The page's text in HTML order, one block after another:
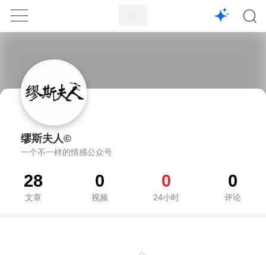
1X
缪斯夫人©
一个不一样的情感公众号
28
文章
0
视频
0
24小时
0
评论